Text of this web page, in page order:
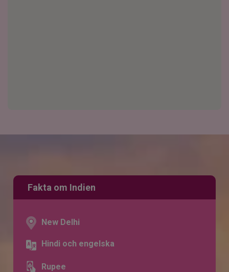
Fakta om Indien
New Delhi
Hindi och engelska
Rupee